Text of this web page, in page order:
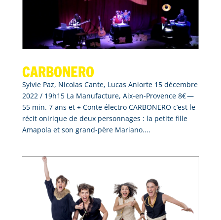
Carbonero
Sylvie Paz, Nicolas Cante, Lucas Aniorte 15 décembre
2022 / 19h15 La Manufacture, Aix-en-Provence 8€ —
55 min. 7 ans et + Conte électro CARBONERO c’est le
récit onirique de deux personnages : la petite fille
Amapola et son grand-père Mariano....